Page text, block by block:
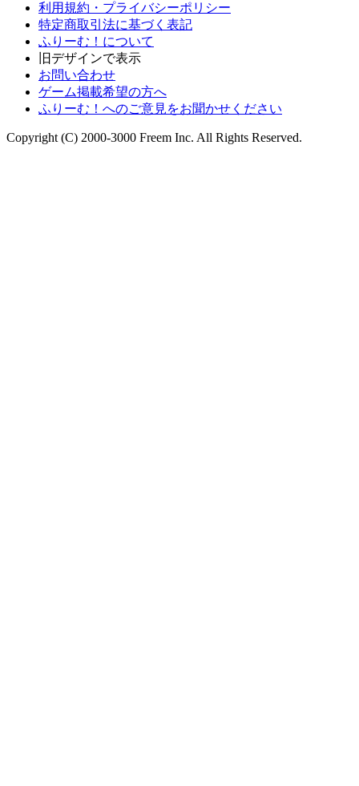
利用規約・プライバシーポリシー
特定商取引法に基づく表記
ふりーむ！について
旧デザインで表示
お問い合わせ
ゲーム掲載希望の方へ
ふりーむ！へのご意見をお聞かせください
Copyright (C) 2000-3000 Freem Inc. All Rights Reserved.